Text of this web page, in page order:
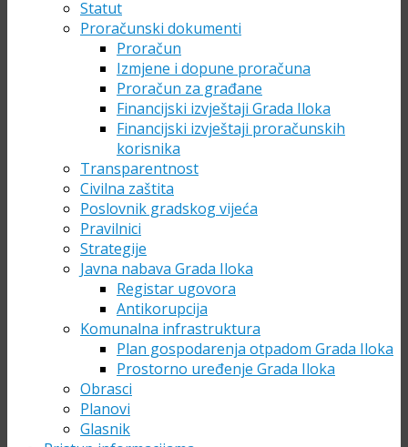
Statut
Proračunski dokumenti
Proračun
Izmjene i dopune proračuna
Proračun za građane
Financijski izvještaji Grada Iloka
Financijski izvještaji proračunskih
korisnika
Transparentnost
Civilna zaštita
Poslovnik gradskog vijeća
Pravilnici
Strategije
Javna nabava Grada Iloka
Registar ugovora
Antikorupcija
Komunalna infrastruktura
Plan gospodarenja otpadom Grada Iloka
Prostorno uređenje Grada Iloka
Obrasci
Planovi
Glasnik